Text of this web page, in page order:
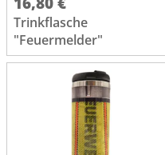
Trinkflasche
"Feuermelder"